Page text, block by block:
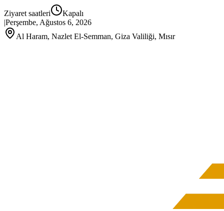
Ziyaret saatleri
Kapalı
|Perşembe, Ağustos 6, 2026
Al Haram, Nazlet El-Semman, Giza Valiliği, Mısır